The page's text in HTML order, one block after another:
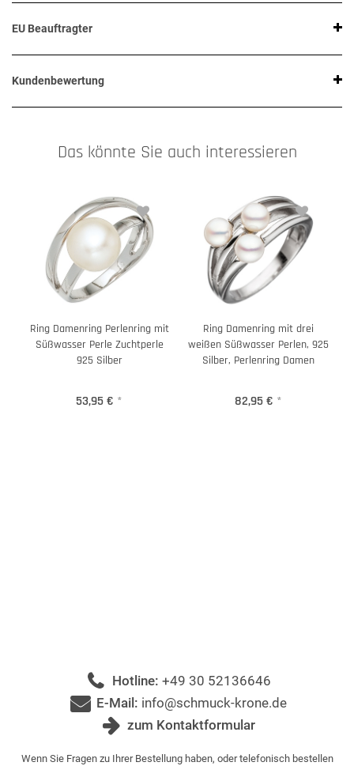
EU Beauftragter
Kundenbewertung
Das könnte Sie auch interessieren
Ring Damenring Perlenring mit
Süßwasser Perle Zuchtperle
925 Silber
53,95 € *
Ring Damenring mit drei
weißen Süßwasser Perlen, 925
Silber, Perlenring Damen
82,95 € *
Hotline: +49 30 52136646
E-Mail: info@schmuck-krone.de
zum Kontaktformular
Wenn Sie Fragen zu Ihrer Bestellung haben, oder telefonisch bestellen